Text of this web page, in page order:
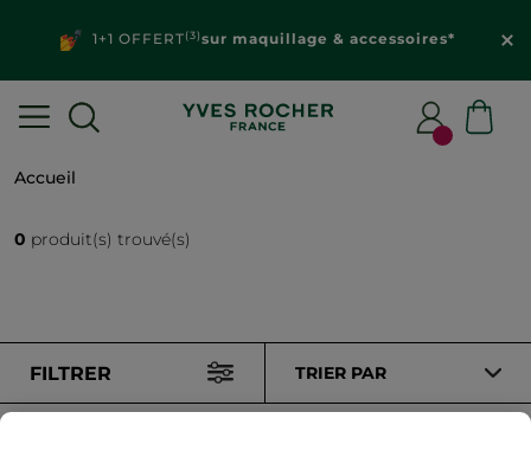
1+1 OFFERT(3)sur maquillage & accessoires*
Accueil
0 produit(s) trouvé(s)
FILTRER TRIER PAR